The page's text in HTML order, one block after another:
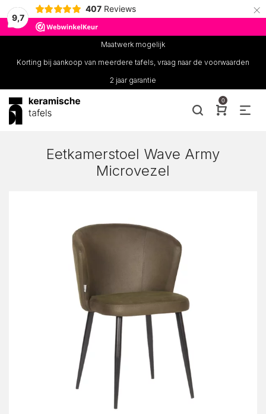
9,7
407 Reviews ×
Maatwerk mogelijk
Korting bij aankoop van meerdere tafels, vraag naar de voorwaarden
2 jaar garantie
0
Eetkamerstoel Wave Army
Microvezel